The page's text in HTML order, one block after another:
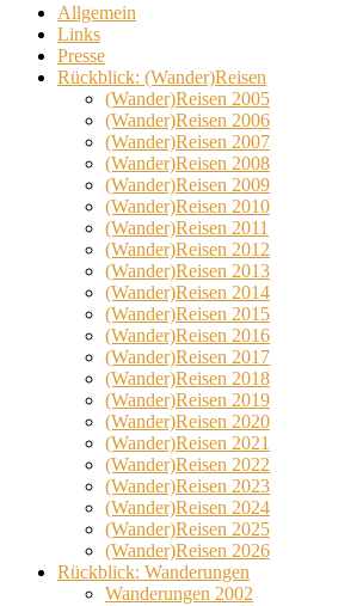
Allgemein
Links
Presse
Rückblick: (Wander)Reisen
(Wander)Reisen 2005
(Wander)Reisen 2006
(Wander)Reisen 2007
(Wander)Reisen 2008
(Wander)Reisen 2009
(Wander)Reisen 2010
(Wander)Reisen 2011
(Wander)Reisen 2012
(Wander)Reisen 2013
(Wander)Reisen 2014
(Wander)Reisen 2015
(Wander)Reisen 2016
(Wander)Reisen 2017
(Wander)Reisen 2018
(Wander)Reisen 2019
(Wander)Reisen 2020
(Wander)Reisen 2021
(Wander)Reisen 2022
(Wander)Reisen 2023
(Wander)Reisen 2024
(Wander)Reisen 2025
(Wander)Reisen 2026
Rückblick: Wanderungen
Wanderungen 2002